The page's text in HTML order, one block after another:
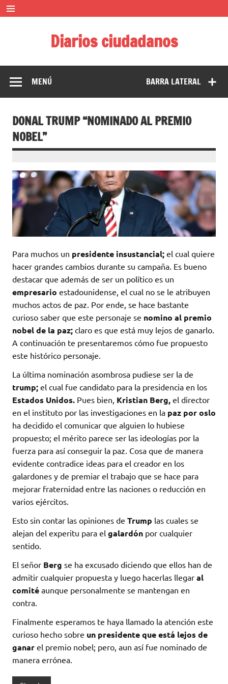
Saltar
contenido
Diarios ciudadanos
BARRA LATERAL
MENÚ
DONAL TRUMP “NOMINADO AL PREMIO
NOBEL”
Para muchos un presidente insustancial; el cual quiere
hacer grandes cambios durante su campaña. Es bueno
destacar que además de ser un político es un
empresario estadounidense, el cual no se le atribuyen
muchos actos de paz. Por ende, se hace bastante
curioso saber que este personaje se nomino al premio
nobel de la paz; claro es que está muy lejos de ganarlo.
A continuación te presentaremos cómo fue propuesto
este histórico personaje.
La última nominación asombrosa pudiese ser la de
trump; el cual fue candidato para la presidencia en los
Estados Unidos. Pues bien, Kristian Berg, el director
en el instituto por las investigaciones en la paz por oslo
ha decidido el comunicar que alguien lo hubiese
propuesto; el mérito parece ser las ideologías por la
fuerza para así conseguir la paz. Cosa que de manera
evidente contradice ideas para el creador en los
galardones y de premiar el trabajo que se hace para
mejorar fraternidad entre las naciones o reducción en
varios ejércitos.
Esto sin contar las opiniones de Trump las cuales se
alejan del experitu para el galardón por cualquier
sentido.
El señor Berg se ha excusado diciendo que ellos han de
admitir cualquier propuesta y luego hacerlas llegar al
comité aunque personalmente se mantengan en
contra.
Finalmente esperamos te haya llamado la atención este
curioso hecho sobre un presidente que está lejos de
ganar el premio nobel; pero, aun así fue nominado de
manera errónea.